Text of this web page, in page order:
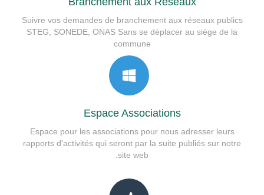
Suivre vos demandes de branchement aux réseaux publics
STEG, SONEDE, ONAS Sans se déplacer au siège de la
commune
Espace Associations
Espace pour les associations pour nous adresser leurs
rapports d'activités qui seront par la suite publiés sur notre
site web.